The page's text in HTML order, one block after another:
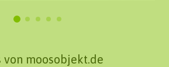
von moosobjekt.de